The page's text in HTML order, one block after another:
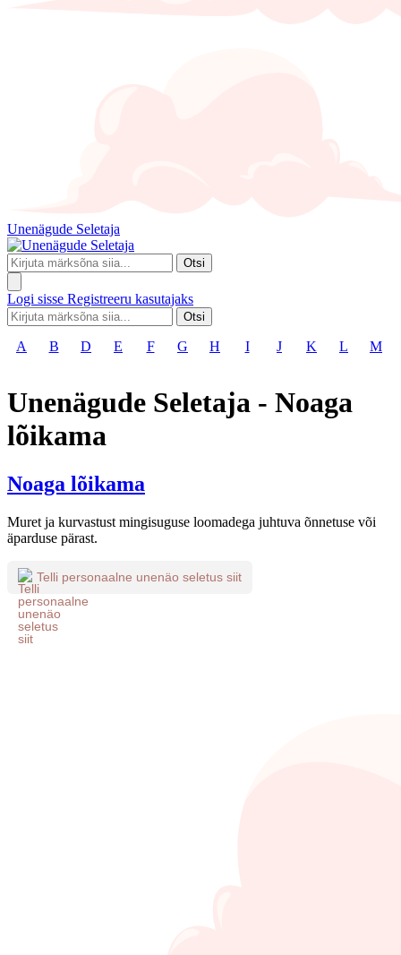
Unenägude Seletaja
Otsi
Logi sisse Registreeru kasutajaks
Otsi
A B D E F G H I J K L M
Unenägude Seletaja - Noaga
lõikama
Noaga lõikama
Muret ja kurvastust mingisuguse loomadega juhtuva õnnetuse või
äparduse pärast.
Telli personaalne unenäo seletus siit